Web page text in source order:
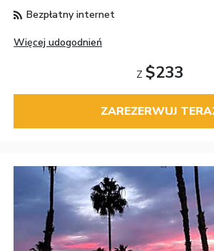
Bezpłatny internet
Więcej udogodnień
Z $233
ZAREZERWUJ